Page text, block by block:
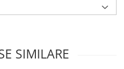
SIMILARE